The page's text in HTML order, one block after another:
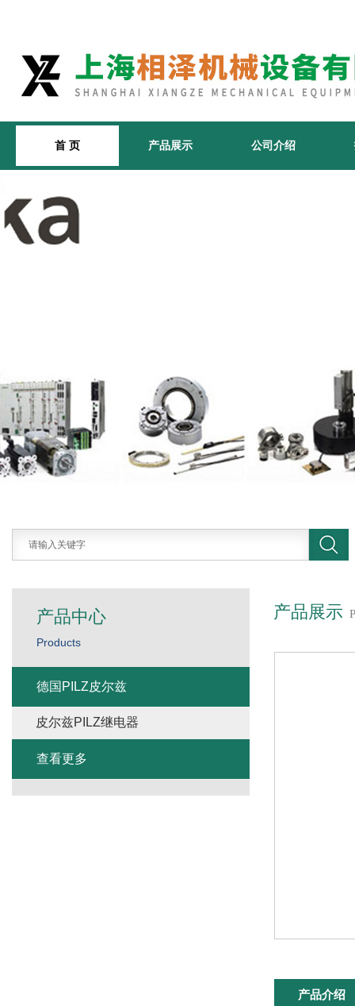
首 页 产品展示 公司介绍
产品展示
产品介绍
产品中心
Products
德国PILZ皮尔兹
皮尔兹PILZ继电器
查看更多